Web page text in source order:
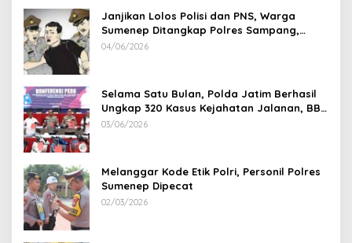
Janjikan Lolos Polisi dan PNS, Warga
Sumenep Ditangkap Polres Sampang,
Korban Rugi Rp 600 juta
04/06/2026
Selama Satu Bulan, Polda Jatim Berhasil
Ungkap 320 Kasus Kejahatan Jalanan, BB
100 Sepeda Motor dan 12 Mobil Diamankan
03/06/2026
Melanggar Kode Etik Polri, Personil Polres
Sumenep Dipecat
02/03/2026